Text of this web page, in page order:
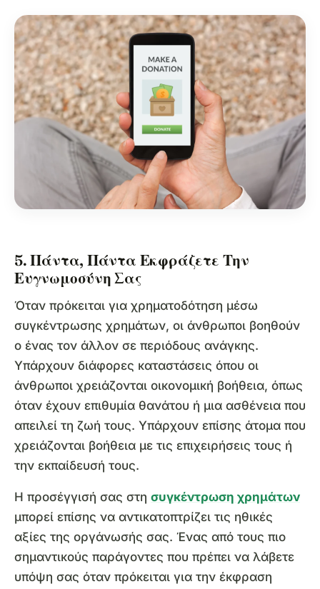
5. Πάντα, Πάντα Εκφράζετε Την
Ευγνωμοσύνη Σας
Όταν πρόκειται για χρηματοδότηση μέσω
συγκέντρωσης χρημάτων, οι άνθρωποι βοηθούν
ο ένας τον άλλον σε περιόδους ανάγκης.
Υπάρχουν διάφορες καταστάσεις όπου οι
άνθρωποι χρειάζονται οικονομική βοήθεια, όπως
όταν έχουν επιθυμία θανάτου ή μια ασθένεια που
απειλεί τη ζωή τους. Υπάρχουν επίσης άτομα που
χρειάζονται βοήθεια με τις επιχειρήσεις τους ή
την εκπαίδευσή τους.
Η προσέγγισή σας στη συγκέντρωση χρημάτων
μπορεί επίσης να αντικατοπτρίζει τις ηθικές
αξίες της οργάνωσής σας. Ένας από τους πιο
σημαντικούς παράγοντες που πρέπει να λάβετε
υπόψη σας όταν πρόκειται για την έκφραση